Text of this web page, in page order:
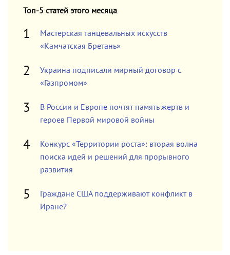
Топ-5 статей этого месяца
Мастерская танцевальных искусств
«Камчатская Бретань»
Украина подписали мирный договор с
«Газпромом»
В России и Европе почтят память жертв и
героев Первой мировой войны
Конкурс «Территории роста»: вторая волна
поиска идей и решений для прорывного
развития
Граждане США поддерживают конфликт в
Иране?